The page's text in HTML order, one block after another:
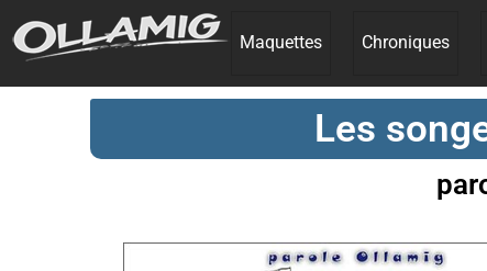
Maquettes Chroniques
Les